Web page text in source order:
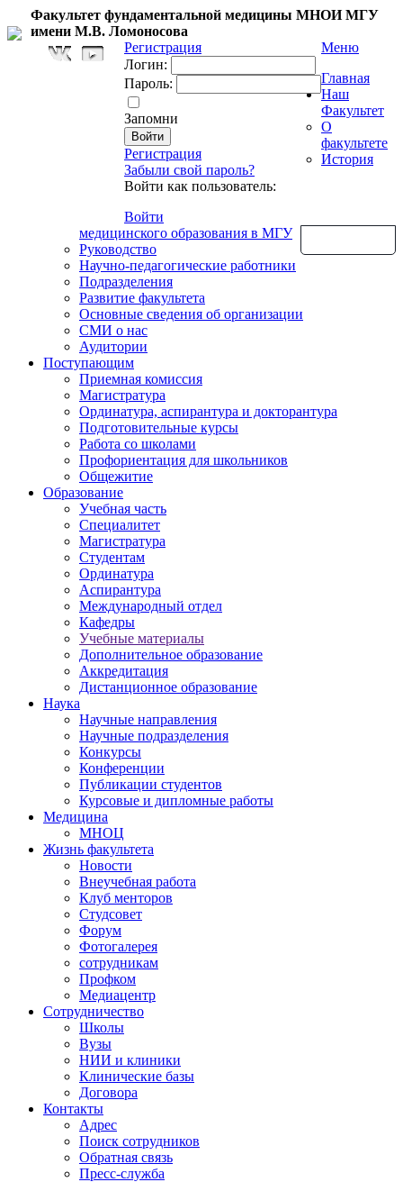
Факультет фундаментальной медицины МНОИ МГУ
имени М.В. Ломоносова
Регистрация
Логин:
Пароль:
Запомни
Регистрация
Забыли свой пароль?
Войти как пользователь:
Войти
Меню
Главная
Наш
Факультет
О
факультете
История
медицинского образования в МГУ
Руководство
Научно-педагогические работники
Подразделения
Развитие факультета
Основные сведения об организации
СМИ о нас
Аудитории
Поступающим
Приемная комиссия
Магистратура
Ординатура, аспирантура и докторантура
Подготовительные курсы
Работа со школами
Профориентация для школьников
Общежитие
Образование
Учебная часть
Специалитет
Магистратура
Студентам
Ординатура
Аспирантура
Международный отдел
Кафедры
Учебные материалы
Дополнительное образование
Аккредитация
Дистанционное образование
Наука
Научные направления
Научные подразделения
Конкурсы
Конференции
Публикации студентов
Курсовые и дипломные работы
Медицина
МНОЦ
Жизнь факультета
Новости
Внеучебная работа
Клуб менторов
Студсовет
Форум
Фотогалерея
сотрудникам
Профком
Медиацентр
Сотрудничество
Школы
Вузы
НИИ и клиники
Клинические базы
Договора
Контакты
Адрес
Поиск сотрудников
Обратная связь
Пресс-служба